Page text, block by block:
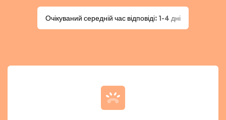
Очікуваний середній час відповіді: 1-4 дні